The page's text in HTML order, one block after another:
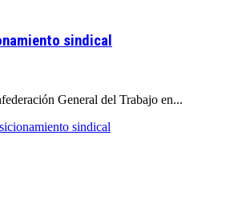
sindical
General del Trabajo en...
sindical